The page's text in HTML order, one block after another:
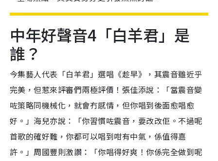
中年好聲音4 「白羊君」是
誰？
今集藝人代表「白羊君」選唱《趁早》，其震音雖近乎
完美，但惹來評審們兩極評價！張佳添說：「當震音變
咗策略同機械化，就會冇感情，但你唱到後面愈唱愈
好。」海兒亦說：「你習慣咗震音，要改改佢。不過呢
首歌的確好難，你都可以唱到咁有中氣，係值得嘉
許。」周國豐則激讚：「你唱得好爽！你係完全做到呢